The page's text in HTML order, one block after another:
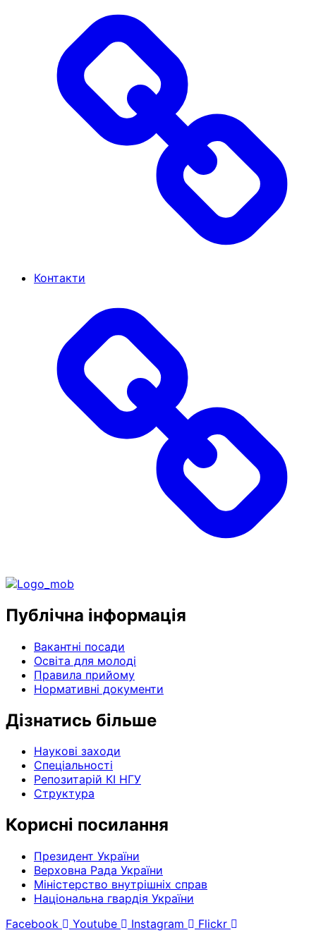
Контакти
Публічна інформація
Вакантні посади
Освіта для молоді
Правила прийому
Нормативні документи
Дізнатись більше
Наукові заходи
Спеціальності
Репозитарій КІ НГУ
Структура
Корисні посилання
Президент України
Верховна Рада України
Міністерство внутрішніх справ
Національна гвардія України
Facebook
Youtube Instagram Flickr